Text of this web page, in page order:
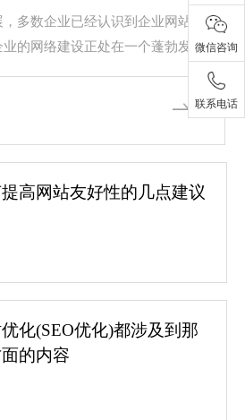
数企业已经认识到企业网站建
的网络建设正处在一个蓬勃发展
高网站友好性的几点建议
化(SEO优化)都涉及到那
的内容
微信咨询
联系电话